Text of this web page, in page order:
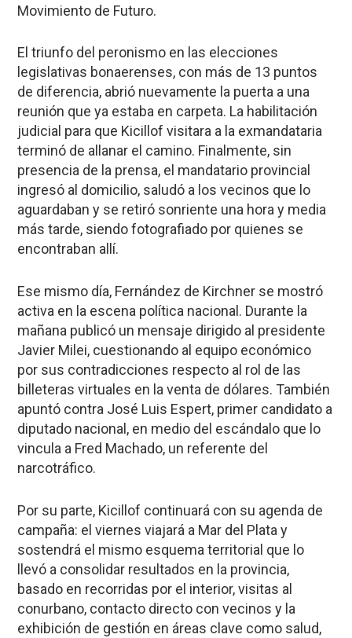
Movimiento de Futuro.
El triunfo del peronismo en las elecciones
legislativas bonaerenses, con más de 13 puntos
de diferencia, abrió nuevamente la puerta a una
reunión que ya estaba en carpeta. La habilitación
judicial para que Kicillof visitara a la exmandataria
terminó de allanar el camino. Finalmente, sin
presencia de la prensa, el mandatario provincial
ingresó al domicilio, saludó a los vecinos que lo
aguardaban y se retiró sonriente una hora y media
más tarde, siendo fotografiado por quienes se
encontraban allí.
Ese mismo día, Fernández de Kirchner se mostró
activa en la escena política nacional. Durante la
mañana publicó un mensaje dirigido al presidente
Javier Milei, cuestionando al equipo económico
por sus contradicciones respecto al rol de las
billeteras virtuales en la venta de dólares. También
apuntó contra José Luis Espert, primer candidato a
diputado nacional, en medio del escándalo que lo
vincula a Fred Machado, un referente del
narcotráfico.
Por su parte, Kicillof continuará con su agenda de
campaña: el viernes viajará a Mar del Plata y
sostendrá el mismo esquema territorial que lo
llevó a consolidar resultados en la provincia,
basado en recorridas por el interior, visitas al
conurbano, contacto directo con vecinos y la
exhibición de gestión en áreas clave como salud,